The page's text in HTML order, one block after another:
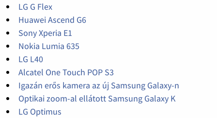
LG G Flex
Huawei Ascend G6
Sony Xperia E1
Nokia Lumia 635
LG L40
Alcatel One Touch POP S3
Igazán erős kamera az új Samsung Galaxy-n
Optikai zoom-al ellátott Samsung Galaxy K
LG Optimus